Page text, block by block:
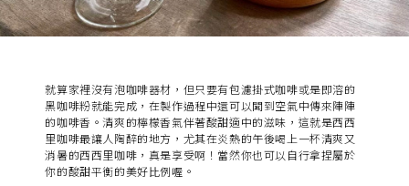
就算家裡沒有泡咖啡器材，但只要有包濾掛式咖啡或是即溶的
黑咖啡粉就能完成，在製作過程中還可以聞到空氣中傳來陣陣
的咖啡香。清爽的檸檬香氣伴著酸甜適中的滋味，這就是西西
里咖啡最讓人陶醉的地方，尤其在炎熱的午後喝上一杯清爽又
消暑的西西里咖啡，真是享受啊！當然你也可以自行拿捏屬於
你的酸甜平衡的美好比例喔。